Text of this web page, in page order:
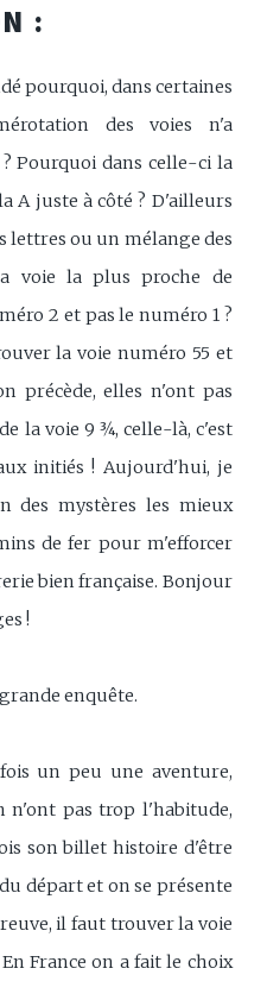
:
pourquoi, dans certaines
des voies n'a
Pourquoi dans celle-ci la
A juste à côté ? D'ailleurs
lettres ou un mélange des
voie la plus proche de
2 et pas le numéro 1 ?
la voie numéro 55 et
précède, elles n'ont pas
la voie 9 ¾, celle-là, c'est
initiés ! Aujourd'hui, je
des mystères les mieux
de fer pour m'efforcer
bien française. Bonjour
!
enquête.
un peu une aventure,
n'ont pas trop l'habitude,
son billet histoire d'être
départ et on se présente
il faut trouver la voie
France on a fait le choix